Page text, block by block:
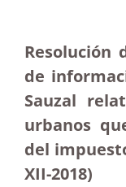
Resolución
de
Sauzal
urbanos
del
XII-2018)